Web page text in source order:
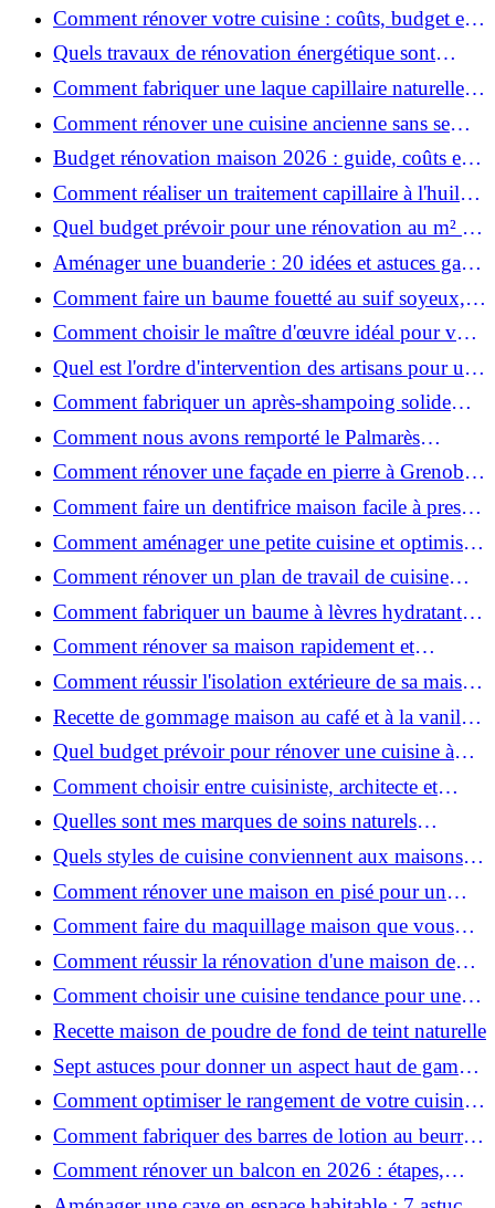
Salt pour des cheveux effet plage ?
Comment rénover votre cuisine : coûts, budget et
astuces bois ?
Quels travaux de rénovation énergétique sont
éligibles à MaPrimeRénov' ?
Comment fabriquer une laque capillaire naturelle
maison ?
Comment rénover une cuisine ancienne sans se
ruiner ?
Budget rénovation maison 2026 : guide, coûts et
astuces
Comment réaliser un traitement capillaire à l'huile
maison efficace ?
Quel budget prévoir pour une rénovation au m² en
2026 ?
Aménager une buanderie : 20 idées et astuces gain
de place pour un espace fonctionnel et stylé
Comment faire un baume fouetté au suif soyeux,
fait maison ?
Comment choisir le maître d'œuvre idéal pour vos
travaux de rénovation ?
Quel est l'ordre d'intervention des artisans pour une
rénovation ?
Comment fabriquer un après-shampoing solide
naturel pour cheveux ?
Comment nous avons remporté le Palmarès
(Ré)HABITER 2025 : les coulisses du projet primé
?
Comment rénover une façade en pierre à Grenoble
: techniques, coûts et conseils
Comment faire un dentifrice maison facile à presser
?
Comment aménager une petite cuisine et optimiser
chaque centimètre carré ?
Comment rénover un plan de travail de cuisine
facilement : guide étape par étape
Comment fabriquer un baume à lèvres hydratant et
naturel au suif ?
Comment rénover sa maison rapidement et
efficacement ?
Comment réussir l'isolation extérieure de sa maison
pour une rénovation performante et durable ?
Recette de gommage maison au café et à la vanille
pour une peau douce
Quel budget prévoir pour rénover une cuisine à
Voiron en 2026 : coûts et aides locales ?
Comment choisir entre cuisiniste, architecte et
contractant général à Voiron ?
Quelles sont mes marques de soins naturels
préférées ?
Quels styles de cuisine conviennent aux maisons et
appartements du Voironnais ?
Comment rénover une maison en pisé pour un
habitat sain et performant ?
Comment faire du maquillage maison que vous
utiliserez vraiment ?
Comment réussir la rénovation d'une maison de
ville en 2026 ?
Comment choisir une cuisine tendance pour une
rénovation en 2026 ?
Recette maison de poudre de fond de teint naturelle
Sept astuces pour donner un aspect haut de gamme
à votre cuisine
Comment optimiser le rangement de votre cuisine
et gagner de la place ?
Comment fabriquer des barres de lotion au beurre
de karité ?
Comment rénover un balcon en 2026 : étapes,
budget et matériaux ?